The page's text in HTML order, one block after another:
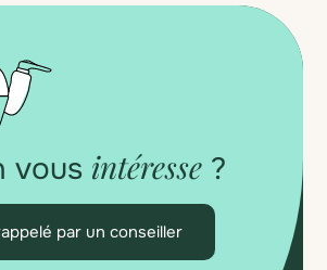
vous intéresse?
par un conseiller